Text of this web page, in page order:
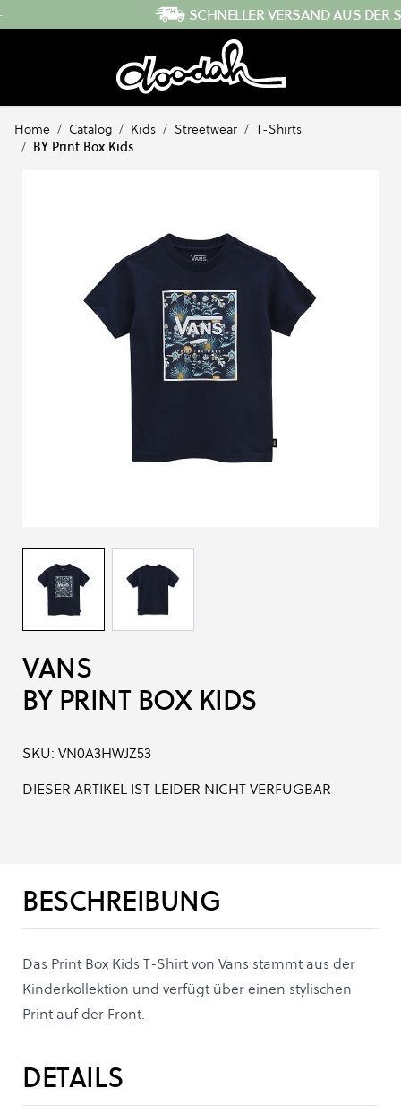
SCHNELLER VERSAND AUS DER SCHWEIZ
Home / Catalog / Kids / Streetwear / T-Shirts
/ BY Print Box Kids
VANS
BY PRINT BOX KIDS
SKU: VN0A3HWJZ53
DIESER ARTIKEL IST LEIDER NICHT VERFÜGBAR
BESCHREIBUNG
Das Print Box Kids T-Shirt von Vans stammt aus der
Kinderkollektion und verfügt über einen stylischen
Print auf der Front.
DETAILS